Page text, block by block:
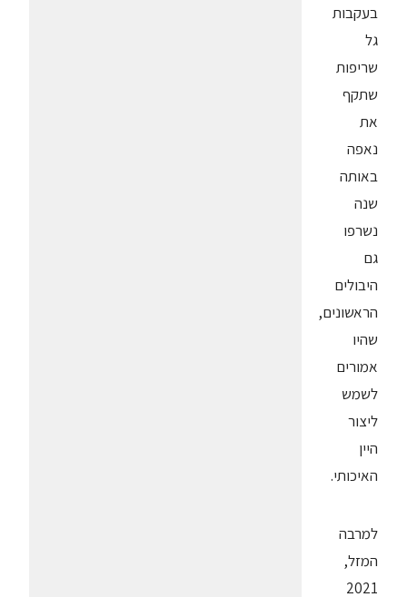
בעקבות
גל
שריפות
שתקף
את
נאפה
באותה
שנה
נשרפו
גם
היבולים
הראשונים,
שהיו
אמורים
לשמש
ליצור
היין
האיכותי.
למרבה
המזל,
2021